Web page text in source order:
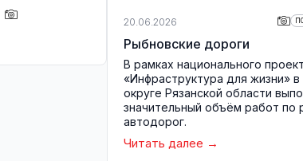
20.06.2026
Рыбновские дороги
В рамках национального
«Инфраструктура для жизни»
округе Рязанской области
значительный объём работ по
автодорог.
Читать далее